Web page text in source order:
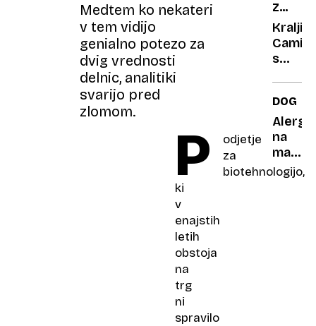
Medtem ko nekateri
v tem vidijo
genialno potezo za
dvig vrednosti
delnic, analitiki
svarijo pred
zlomom.
P
odjetje
za
biotehnologijo,
ki
v
enajstih
letih
obstoja
na
trg
ni
spravilo
hrane
samo
Kraljica
Camilla
s
na
Ne